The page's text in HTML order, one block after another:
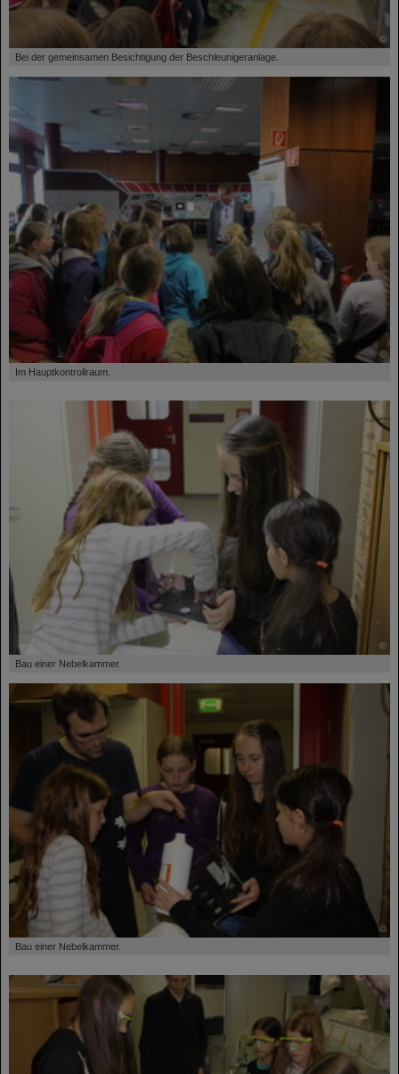
©
Bei der gemeinsamen Besichtigung der Beschleunigeranlage.
©
Im Hauptkontrollraum.
©
Bau einer Nebelkammer.
©
Bau einer Nebelkammer.